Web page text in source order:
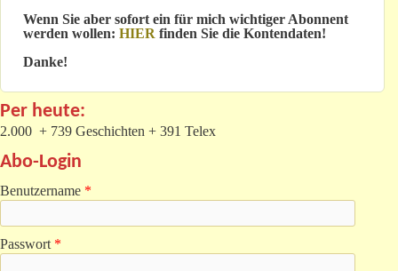
Wenn Sie aber sofort ein für mich wichtiger Abonnent
werden wollen: HIER finden Sie die Kontendaten!
Danke!
Per heute:
2.000 + 739 Geschichten + 391 Telex
Abo-Login
Benutzername *
Passwort *